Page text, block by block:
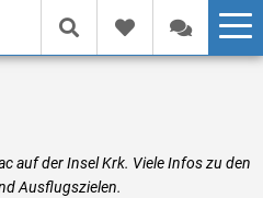
auf der Insel Krk. Viele Infos zu den
Ausflugszielen.